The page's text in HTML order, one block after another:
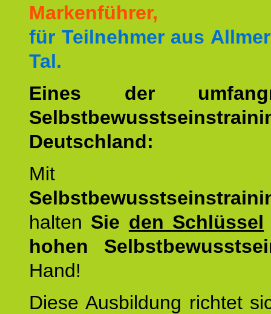
Markenführer,
für Teilnehmer aus
Tal.
Eines der
Deutschland:
Mit
halten Sie den Schlüssel
hohen
Hand!
Diese Ausbildung richtet